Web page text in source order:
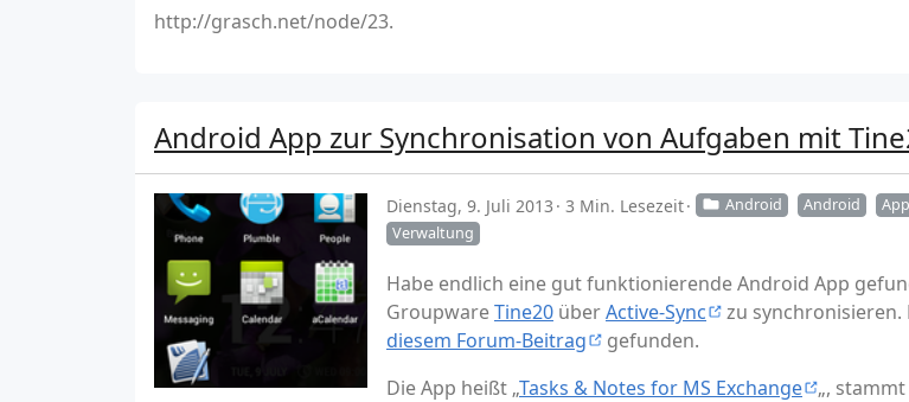
http://grasch.net/node/23.
Android App zur Synchronisation von Aufgaben mit
Dienstag, 9. Juli 2013 3 Min. Lesezeit Android Android
Verwaltung
Habe endlich eine gut funktionierende Android App
GroupwareTine20 überActive-Sync
zu synchronisieren.
diesem Forum-Beitrag
gefunden.
Die App heißt „Tasks & Notes for MS Exchange
„,